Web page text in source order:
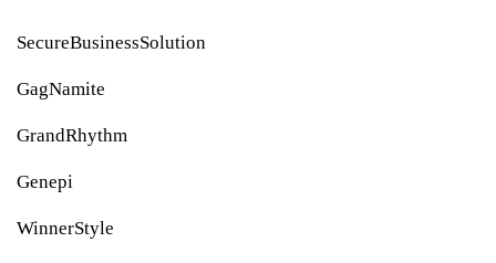
SecureBusinessSolution
GagNamite
GrandRhythm
Genepi
WinnerStyle